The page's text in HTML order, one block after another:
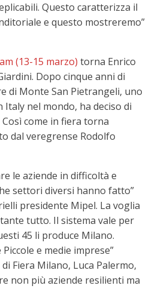
Questo caratterizza il
e questo mostreremo”
(13-15 marzo) torna Enrico
Dopo cinque anni di
di Monte San Pietrangeli, uno
Italy nel mondo, ha deciso di
come in fiera torna
dal veregrense Rodolfo
le aziende in difficoltà e
settori diversi hanno fatto”
presidente Mipel. La voglia
tutto. Il sistema vale per
45 li produce Milano.
e medie imprese”
Fiera Milano, Luca Palermo,
non più aziende resilienti ma